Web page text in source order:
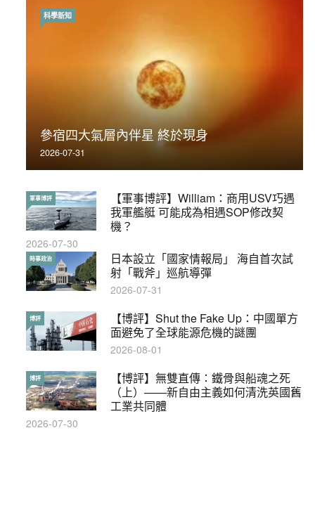
參宿四大氣層內伴星 終於現身
2026-07-31
科學新知
【軍事博評】William：商用USV巧遇
我軍艦艇 可能成為相遇SOP修改契
機？
軍事博評
2026-07-30
日本設立「國家情報局」 海自首次試
射「戰斧」巡航導彈
時事政治
2026-07-31
【博評】Shut the Fake Up：中國單方
面避免了全球能源危機的謎團
博評
2026-08-01
【博評】無雙直傳：鐵骨與船魂之死
（上）——新自由主義如何清洗英國舊
工業共同體
博評
2026-07-30
荃灣反黑組「砌生豬肉」砌錯O記臥底4警員
被控
2019-11-01
時事政治
【輕百科】被抽中當陪審員能拒絕嗎？
輕百科
2017-10-17
【輕盤點】集會遊行陸續有來？一文盡
覽8月示威活動
輕盤點
2019-08-30
本港保護兒童法例雜亂互相矛盾家長易
墮法網
特稿
2019-05-21
【輕百科】甚麼按摩院要領牌？顧客涉
及刑責嗎？
輕百科
2021-05-13